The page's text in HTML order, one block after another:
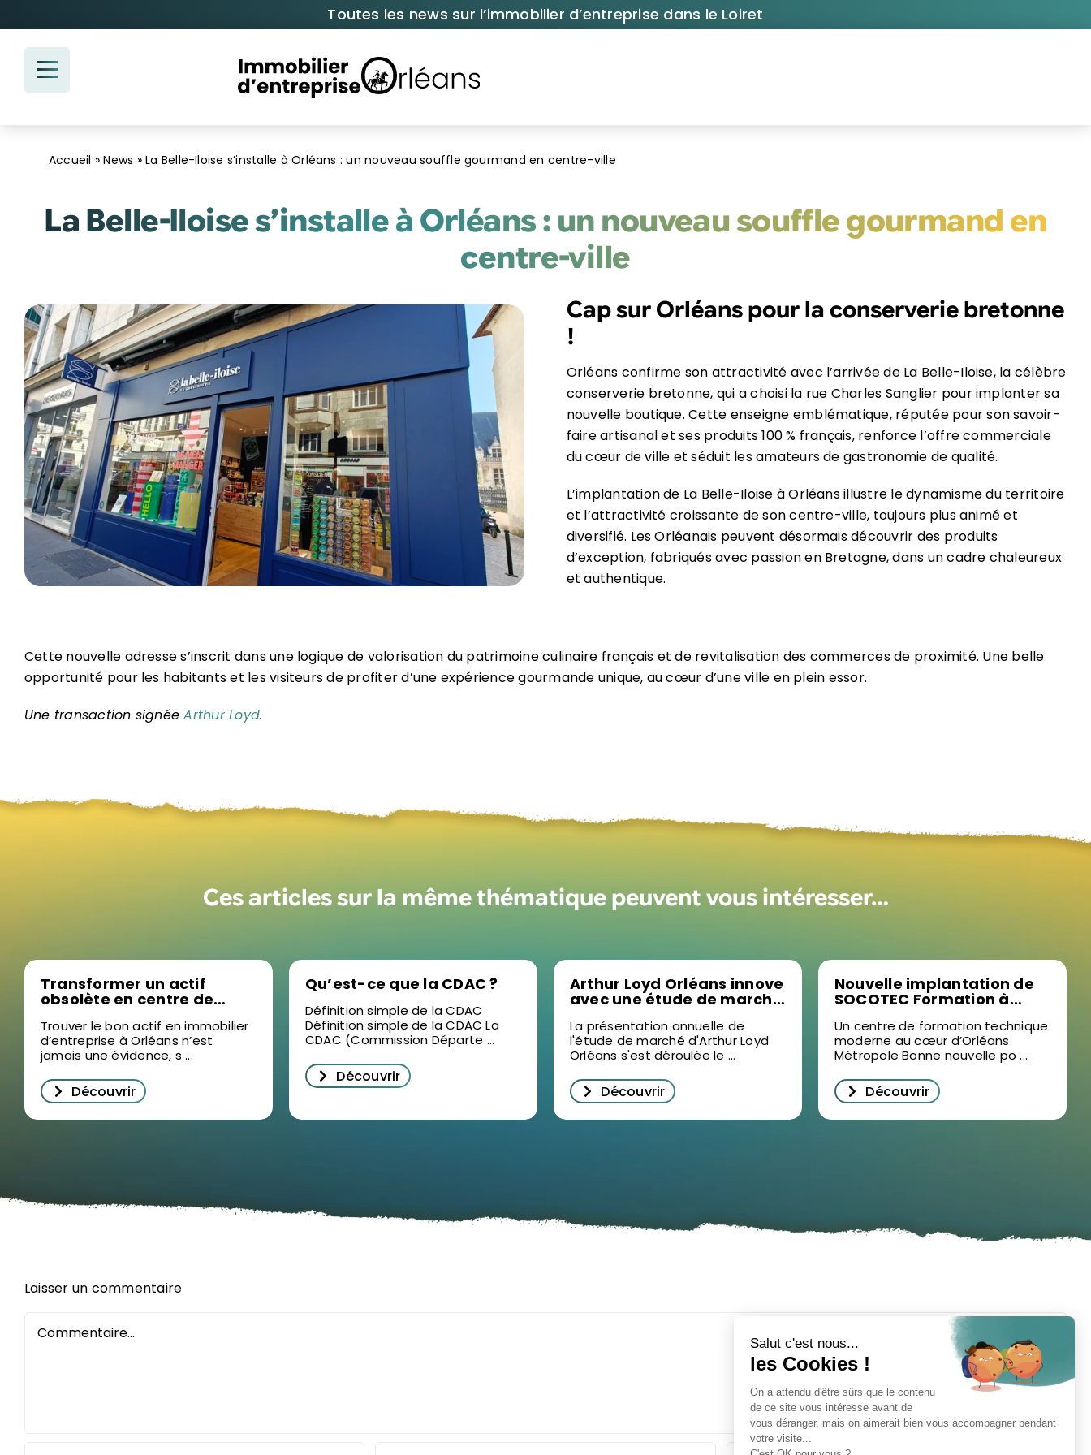
au
contenu
Toutes les news sur l’immobilier d’entreprise dans le Loiret
Accueil »News »La Belle-Iloise s’installe à Orléans : un nouveau souffle gourmand en centre-ville
La Belle-Iloise s’installe à Orléans : un nouveau souffle gourmand en
centre-ville
Cap sur Orléans pour la conserverie bretonne
!
Orléans confirme son attractivité avec l’arrivée de La Belle-Iloise, la célèbre
conserverie bretonne, qui a choisi la rue Charles Sanglier pour implanter sa
nouvelle boutique. Cette enseigne emblématique, réputée pour son savoir-
faire artisanal et ses produits 100 % français, renforce l’offre commerciale
du cœur de ville et séduit les amateurs de gastronomie de qualité.
L’implantation de La Belle-Iloise à Orléans illustre le dynamisme du territoire
et l’attractivité croissante de son centre-ville, toujours plus animé et
diversifié. Les Orléanais peuvent désormais découvrir des produits
d’exception, fabriqués avec passion en Bretagne, dans un cadre chaleureux
et authentique.
Cette nouvelle adresse s’inscrit dans une logique de valorisation du patrimoine culinaire français et de revitalisation des commerces de proximité. Une belle
opportunité pour les habitants et les visiteurs de profiter d’une expérience gourmande unique, au cœur d’une ville en plein essor.
Une transaction signéeArthur Loyd.
Ces articles sur la même thématique peuvent vous intéresser…
Transformer un actif
obsolète en centre de
nouvelle stratégie sur le
marché de l’immobilier
d’entreprise à Orléans
Trouver le bon actif en immobilier
d’entreprise à Orléans n’est
jamais une évidence, s ...
Découvrir
Qu’est-ce que la CDAC ?
Définition simple de la CDAC
Définition simple de la CDAC La
CDAC (Commission Départe ...
Découvrir
Arthur Loyd Orléans innove
avec une étude de marché
pour décrypter
l’immobilier d’entreprise à
Orléans
La présentation annuelle de
l'étude de marché d'Arthur Loyd
Orléans s'est déroulée le ...
Découvrir
Nouvelle implantation de
SOCOTEC Formation à
formation professionnelle
dans le Loiret
Un centre de formation technique
moderne au cœur d’Orléans
Métropole Bonne nouvelle po ...
Découvrir
Laisser un commentaire